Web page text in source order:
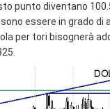
punto diventano
essere in grado di
per tori bisognerà